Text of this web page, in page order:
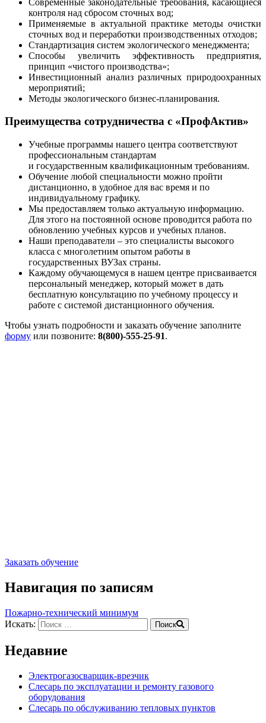
контроля над сбросом сточных вод;
Применяемые в актуальной практике методы очистки
сточных вод и переработки производственных отходов;
Стандартизация систем экологического менеджмента;
Способы увеличить эффективность предприятия,
принцип «чистого производства»;
Инвестиционный анализ различных природоохранных
мероприятий;
Методы экологического бизнес-планирования.
Преимущества сотрудничества с «ПрофАктив»
Учебные программы нашего центра соответствуют
профессиональным стандартам
и государственным квалификационным требованиям.
Обучение любой специальности можно пройти
дистанционно, в удобное для вас время и по
индивидуальному графику.
Мы предоставляем только актуальную информацию.
Для этого на постоянной основе проводится работа по
обновлению учебных курсов и учебных планов.
Наши преподаватели – это специалисты высокого
класса с многолетним опытом работы в
государственных ВУЗах страны.
Каждому обучающемуся в нашем центре присваивается
персональный менеджер, который может в дать
бесплатную консультацию по учебному процессу и
работе с системой дистанционного обучения.
Чтобы узнать подробности и заказать обучение заполните
форму или позвоните: 8(800)-555-25-91.
Заказать обучение
Навигация по записям
Пожарно-технический минимум
Искать:
Поиск
Недавние
Электрогазосварщик-врезчик
Слесарь по эксплуатации и ремонту газового
оборудования
Слесарь по обслуживанию тепловых пунктов